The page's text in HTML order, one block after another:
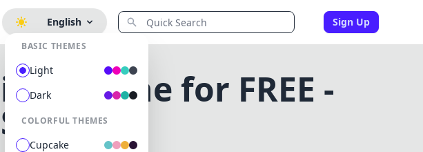
BASIC THEMES
Light
Dark
COLORFUL THEMES
Cupcake
English Sign Up
Online for FREE -